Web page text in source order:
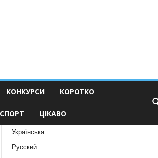
КОНКУРСИ КОРОТКО
СПОРТ ЦІКАВО
Українська
Русский